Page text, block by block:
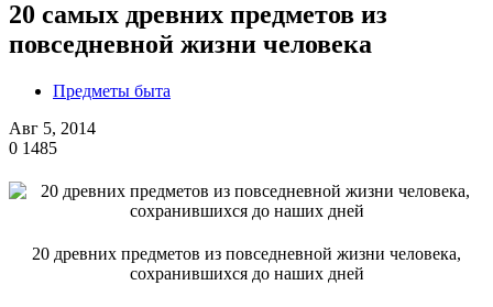
20 самых древних предметов из
повседневной жизни человека
Предметы быта
Авг 5, 2014
0 1485
20 древних предметов из повседневной жизни человека,
сохранившихся до наших дней